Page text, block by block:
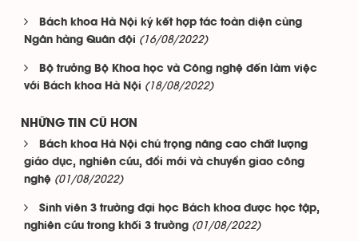
Bách khoa Hà Nội ký kết hợp tác toàn diện cùng
Ngân hàng Quân đội (16/08/2022)
Bộ trưởng Bộ Khoa học và Công nghệ đến làm việc
với Bách khoa Hà Nội (18/08/2022)
NHỮNG TIN CŨ HƠN
Bách khoa Hà Nội chú trọng nâng cao chất lượng
giáo dục, nghiên cứu, đổi mới và chuyển giao công
nghệ (01/08/2022)
Sinh viên 3 trường đại học Bách khoa được học tập,
nghiên cứu trong khối 3 trường (01/08/2022)